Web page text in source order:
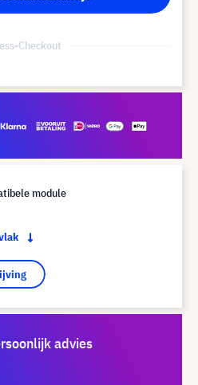
Checkout
module
advies